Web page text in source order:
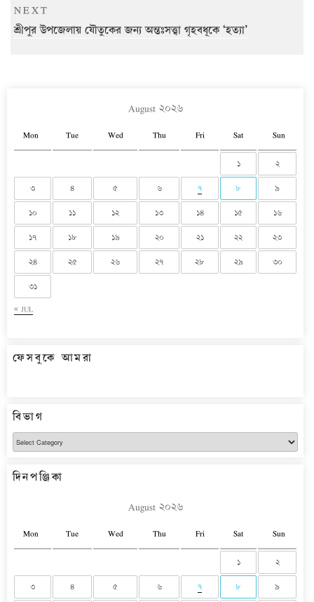
Next
Post
NEXT
শ্রীপুর উপজেলায় যৌতুকের জন্য অন্তঃসত্ত্বা গৃহবধূকে ‘হত্যা’
August ২০২৬
Mon Tue Wed Thu Fri Sat Sun
« JUL
১ ২
৩ ৪ ৫ ৬ ৭ ৮ ৯
১০ ১১ ১২ ১৩ ১৪ ১৫ ১৬
১৭ ১৮ ১৯ ২০ ২১ ২২ ২৩
২৪ ২৫ ২৬ ২৭ ২৮ ২৯ ৩০
৩১
ফেসবুকে আমরা
বিভাগ
বিভাগ
দিনপঞ্জিকা
August ২০২৬
Mon Tue Wed Thu Fri Sat Sun
১ ২
৩ ৪ ৫ ৬ ৭ ৮ ৯